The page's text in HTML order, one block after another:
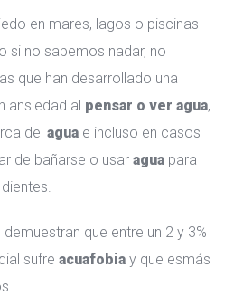
en mares, lagos o piscinas
si no sabemos nadar, no
que han desarrollado una
ansiedad al pensar o ver agua,
del agua e incluso en casos
de bañarse o usar agua para
que entre un 2 y 3%
sufre acuafobia y que esmás